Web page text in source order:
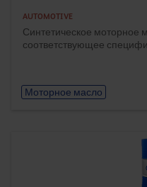
AUTOMOTIVE
Синтетическое моторное
соответствующее
Моторное масло